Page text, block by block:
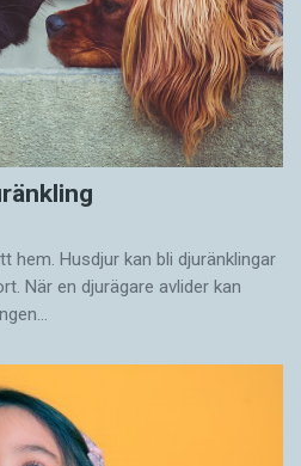
hem. Husdjur kan bli djuränklingar
När en djurägare avlider kan